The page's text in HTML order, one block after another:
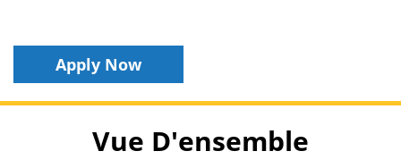
Apply Now
Vue D'ensemble